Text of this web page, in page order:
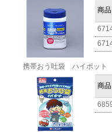
商
携帯おう吐袋 ハイポット
商